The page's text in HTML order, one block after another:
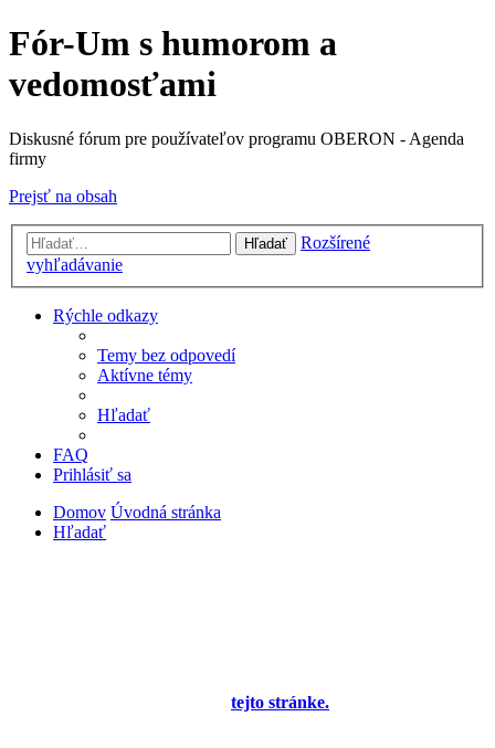
Fór-Um s humorom a
vedomosťami
Diskusné fórum pre používateľov programu OBERON - Agenda
firmy
Prejsť na obsah
Hľadať
Rozšírené
vyhľadávanie
Rýchle odkazy
Temy bez odpovedí
Aktívne témy
Hľadať
FAQ
Prihlásiť sa
Domov Úvodná stránka
Hľadať
tejto stránke.